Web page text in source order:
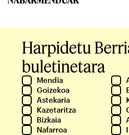
Harpidetu
buletinetara
Mendia
Goizekoa
Astekaria
Kazetaritza
Bizkaia
Nafarroa